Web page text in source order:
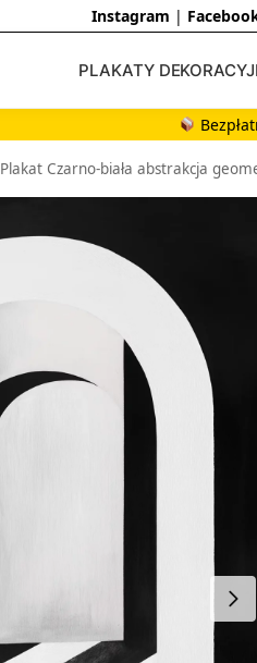
Instagram |
PLAKATY
Plakat Czarno-biała abstrakcja